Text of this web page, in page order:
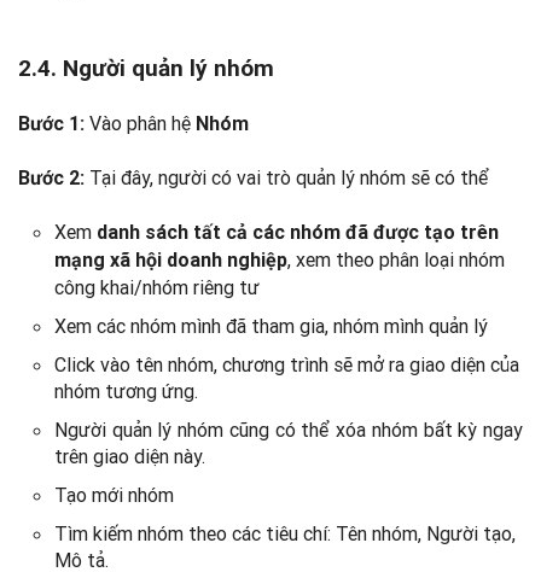
2.4. Người quản lý nhóm
Bước 1: Vào phân hệ Nhóm
Bước 2: Tại đây, người có vai trò quản lý nhóm sẽ có thể
Xem danh sách tất cả các nhóm đã được tạo trên
mạng xã hội doanh nghiệp, xem theo phân loại nhóm
công khai/nhóm riêng tư
Xem các nhóm mình đã tham gia, nhóm mình quản lý
Click vào tên nhóm, chương trình sẽ mở ra giao diện của
nhóm tương ứng.
Người quản lý nhóm cũng có thể xóa nhóm bất kỳ ngay
trên giao diện này.
Tạo mới nhóm
Tìm kiếm nhóm theo các tiêu chí: Tên nhóm, Người tạo,
Mô tả.